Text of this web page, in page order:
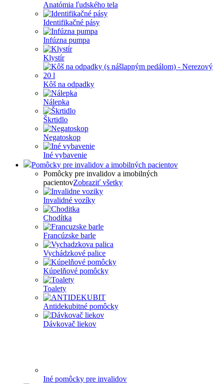
Anatómia ľudského tela
Identifikačné pásy
Infúzna pumpa
Klystír
Kôš na odpadky
Nálepka
Škrtidlo
Negatoskop
Iné vybavenie
Pomôcky pre invalidov a imobilných pacientov
Pomôcky pre invalidov a imobilných
pacientovZobraziť všetky
Invalidné vozíky
Chodítka
Francúzske barle
Vychádzkové palice
Kúpelňové pomôcky
Toalety
Antidekubitné pomôcky
Dávkovač liekov
Iné pomôcky pre invalidov